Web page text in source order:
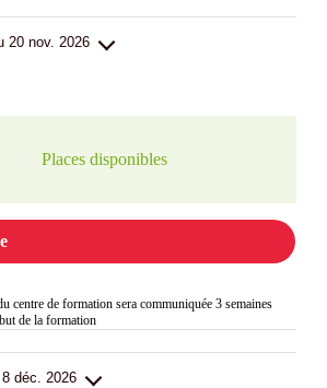
20 nov. 2026
Places disponibles
centre de formation sera communiquée 3 semaines
de la formation
déc. 2026